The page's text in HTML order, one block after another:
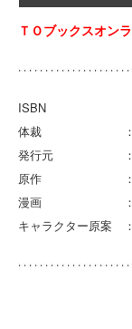
ＴＯブックスオン
ISBN ：
体裁 ： 単行
発行元 ： TO
原作 ： 千
漫画 ： シ
キャラクター原案